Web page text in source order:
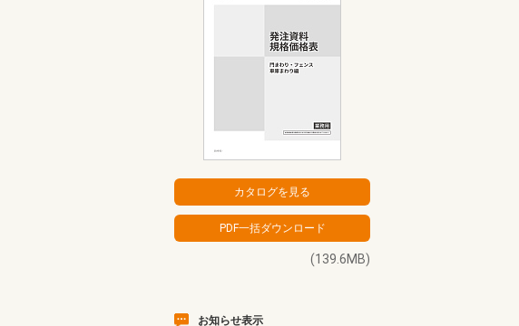
(139.6MB)
お知らせ表示